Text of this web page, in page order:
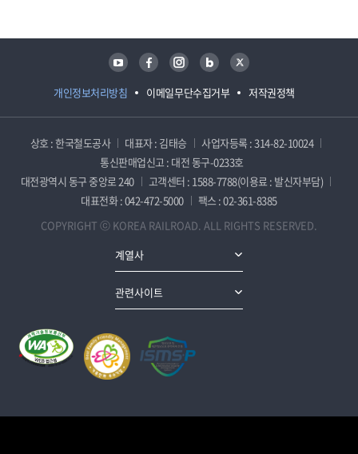
개인정보처리방침 이메일무단수집거부 저작권정책
유튜브 페이스북 인스타그램 블로그 트위터
상호 : 한국철도공사 대표자 : 김태승
사업자등록 : 314-82-10024
통신판매업신고 : 대전 동구-0233호
대전광역시 동구 중앙로 240
고객센터 : 1588-7788(이용료 : 발신자부담)
대표전화 : 042-472-5000
팩스 : 02-361-8385
COPYRIGHT ⓒ KOREA RAILROAD. ALL RIGHTS RESERVED.
계열사
관련사이트